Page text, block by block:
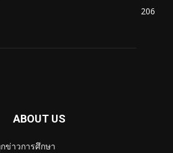
206
ABOUT US
ข่าวการศึกษา